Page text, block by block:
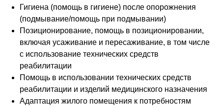
Гигиена (помощь в гигиене) после опорожнения
(подмывание/помощь при подмывании)
Позиционирование, помощь в позиционировании,
включая усаживание и пересаживание, в том числе
с использование технических средств
реабилитации
Помощь в использовании технических средств
реабилитации и изделий медицинского назначения
Адаптация жилого помещения к потребностям
Нажимая кнопку «Оставить заявку» Вы соглашаетесь на
обработку персональных данных, защищенных
политикой конфиденциальности